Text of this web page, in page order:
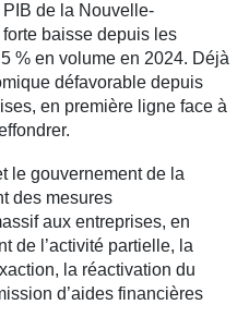
de la Nouvelle-
baisse depuis les
% en volume en 2024. Déjà
défavorable depuis
en première ligne face à
le gouvernement de la
des mesures
aux entreprises, en
de l’activité partielle, la
la réactivation du
d’aides financières